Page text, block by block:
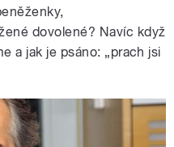
dovolené? Navíc když
a jak je psáno: „prach jsi